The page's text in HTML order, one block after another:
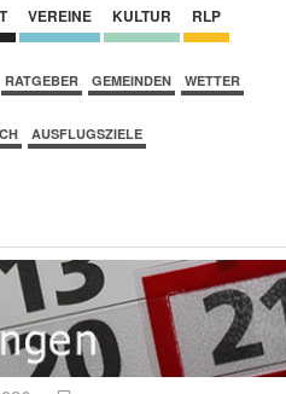
VEREINE KULTUR RLP
RATGEBER GEMEINDEN WETTER
AUSFLUGSZIELE